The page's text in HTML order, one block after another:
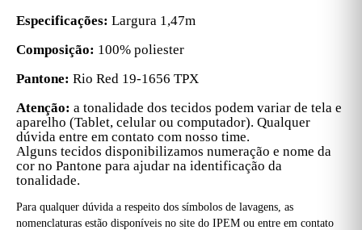
Especificações: Largura 1,47m
Composição: 100% poliester
Pantone: Rio Red 19-1656 TPX
Atenção: a tonalidade dos tecidos podem variar de tela e
aparelho (Tablet, celular ou computador). Qualquer
dúvida entre em contato com nosso time.
Alguns tecidos disponibilizamos numeração e nome da
cor no Pantone para ajudar na identificação da
tonalidade.
Para qualquer dúvida a respeito dos símbolos de lavagens, as
nomenclaturas estão disponíveis no site do IPEM ou entre em contato